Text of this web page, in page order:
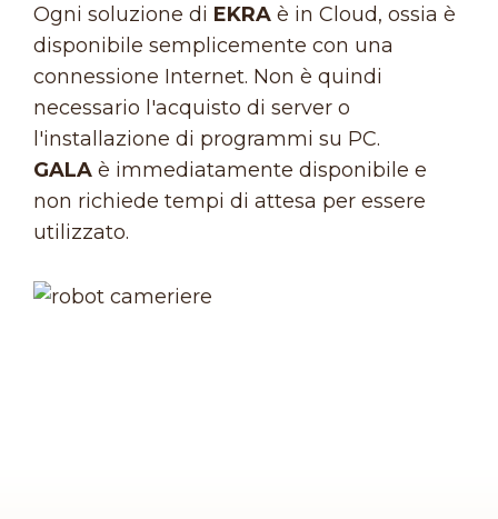
Ogni soluzione di EKRA è in Cloud, ossia è
disponibile semplicemente con una
connessione Internet. Non è quindi
necessario l'acquisto di server o
l'installazione di programmi su PC.
GALA è immediatamente disponibile e
non richiede tempi di attesa per essere
utilizzato.